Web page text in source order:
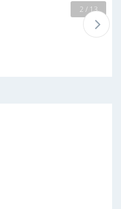
2 / 13